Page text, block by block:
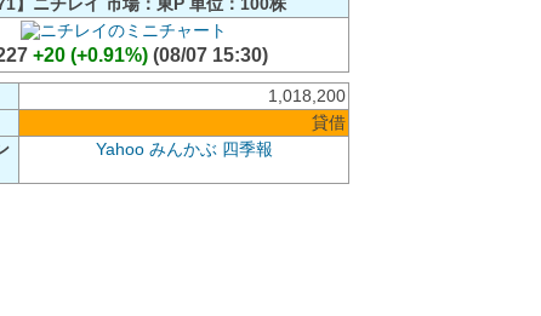
】ニチレイ 市場：東P 単位：100株
+20 (+0.91%)(08/07 15:30)
1,018,200
貸借
Yahoo みんかぶ 四季報